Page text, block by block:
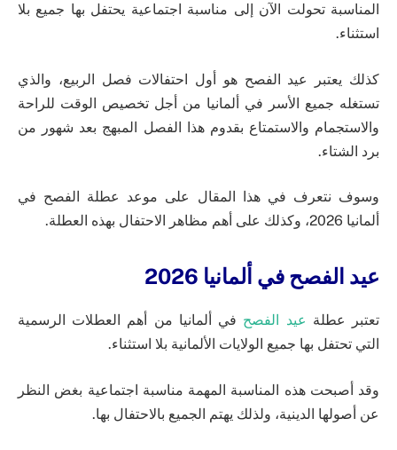
المناسبة تحولت الآن إلى مناسبة اجتماعية يحتفل بها جميع بلا
استثناء.
كذلك يعتبر عيد الفصح هو أول احتفالات فصل الربيع، والذي
تستغله جميع الأسر في ألمانيا من أجل تخصيص الوقت للراحة
والاستجمام والاستمتاع بقدوم هذا الفصل المبهج بعد شهور من
برد الشتاء.
وسوف نتعرف في هذا المقال على موعد عطلة الفصح في
ألمانيا 2026، وكذلك على أهم مظاهر الاحتفال بهذه العطلة.
عيد الفصح في ألمانيا 2026
تعتبر عطلة عيد الفصح في ألمانيا من أهم العطلات الرسمية
التي تحتفل بها جميع الولايات الألمانية بلا استثناء.
وقد أصبحت هذه المناسبة المهمة مناسبة اجتماعية بغض النظر
عن أصولها الدينية، ولذلك يهتم الجميع بالاحتفال بها.